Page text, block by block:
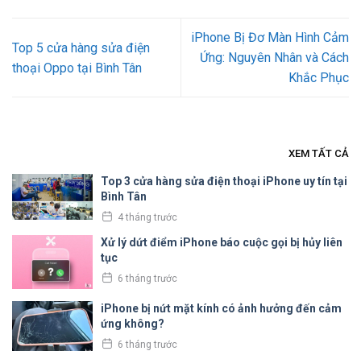
Top 5 cửa hàng sửa điện
thoại Oppo tại Bình Tân
iPhone Bị Đơ Màn Hình Cảm
Ứng: Nguyên Nhân và Cách
Khắc Phục
XEM TẤT CẢ
Top 3 cửa hàng sửa điện thoại iPhone uy tín tại
Bình Tân
4 tháng trước
Xử lý dứt điểm iPhone báo cuộc gọi bị hủy liên
tục
6 tháng trước
iPhone bị nứt mặt kính có ảnh hưởng đến cảm
ứng không?
6 tháng trước